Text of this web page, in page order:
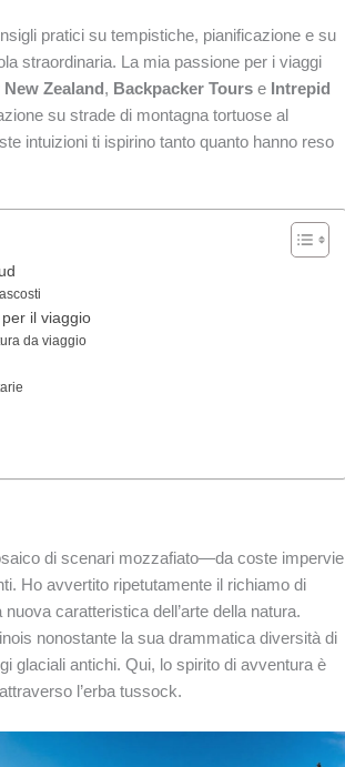
pratici su tempistiche, pianificazione e su
straordinaria. La mia passione per i viaggi
Zealand, Backpacker Tours e Intrepid
su strade di montagna tortuose al
intuizioni ti ispirino tanto quanto hanno reso
il viaggio
da viaggio
di scenari mozzafiato—da coste impervie
Ho avvertito ripetutamente il richiamo di
caratteristica dell’arte della natura.
nonostante la sua drammatica diversità di
glaciali antichi. Qui, lo spirito di avventura è
l’erba tussock.